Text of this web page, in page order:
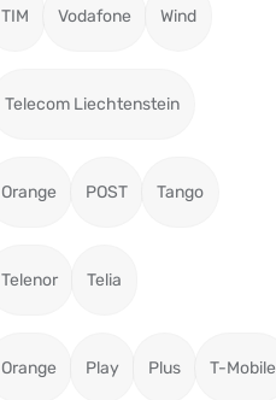
TIM Vodafone Wind
Telecom Liechtenstein
Orange POST Tango
Telenor Telia
Orange Play Plus T-Mobile